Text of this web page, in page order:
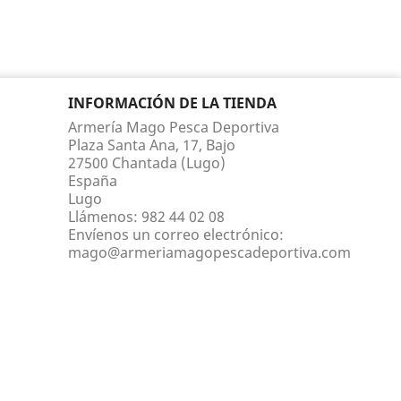
INFORMACIÓN DE LA TIENDA
Armería Mago Pesca Deportiva
Plaza Santa Ana, 17, Bajo
27500 Chantada (Lugo)
España
Lugo
Llámenos: 982 44 02 08
Envíenos un correo electrónico:
mago@armeriamagopescadeportiva.com